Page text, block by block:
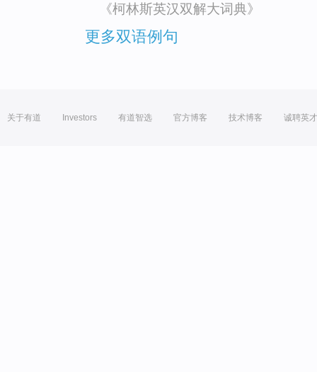
《柯林斯英汉双解大词典》
更多双语例句
关于有道 Investors 有道智选 官方博客 技术博客 诚聘英才